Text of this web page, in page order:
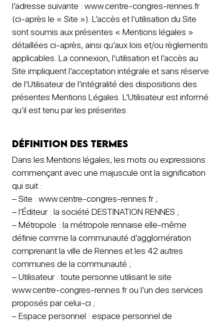
l’adresse suivante : www.centre-congres-rennes.fr
(ci-après le « Site »). L’accès et l’utilisation du Site
sont soumis aux présentes « Mentions légales »
détaillées ci-après, ainsi qu’aux lois et/ou règlements
applicables. La connexion, l’utilisation et l’accès au
Site impliquent l’acceptation intégrale et sans réserve
de l’Utilisateur de l’intégralité des dispositions des
présentes Mentions Légales. L’Utilisateur est informé
qu’il est tenu par les présentes.
Définition des termes
Dans les Mentions légales, les mots ou expressions
commençant avec une majuscule ont la signification
qui suit :
– Site : www.centre-congres-rennes.fr ;
– l’Éditeur : la société DESTINATION RENNES ;
– Métropole : la métropole rennaise elle-même
définie comme la communauté d’agglomération
comprenant la ville de Rennes et les 42 autres
communes de la communauté ;
– Utilisateur : toute personne utilisant le site
www.centre-congres-rennes.fr ou l’un des services
proposés par celui-ci ;
– Espace personnel : espace personnel de